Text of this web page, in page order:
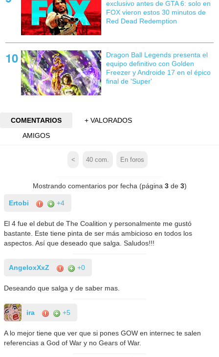
exclusivo antes de GTA 6: solo en
FOX vieron estos 30 minutos de
Red Dead Redemption
Dragon Ball Legends presenta el
equipo definitivo con Golden
Freezer y Androide 17 en el épico
final de 'Super'
COMENTARIOS
+ VALORADOS
AMIGOS
< 40 com. En foros
Mostrando comentarios por fecha (página 3de 3)
Ertobi +4
El 4 fue el debut de The Coalition y personalmente me gustó
bastante. Este tiene pinta de ser más ambicioso en todos los
aspectos. Así que deseado que salga. Saludos!!!
AngeloxXxZ +0
Deseando que salga y de saber mas.
ira +5
A lo mejor tiene que ver que si pones GOW en internec te salen
referencias a God of War y no Gears of War.